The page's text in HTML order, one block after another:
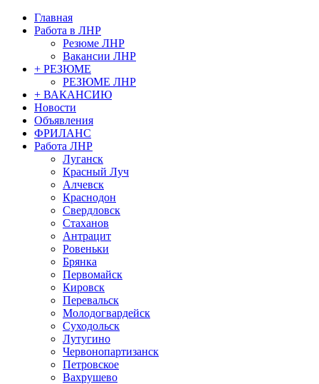
Главная
Работа в ЛНР
Резюме ЛНР
Вакансии ЛНР
+ РЕЗЮМЕ
РЕЗЮМЕ ЛНР
+ ВАКАНСИЮ
Новости
Объявления
ФРИЛАНС
Работа ЛНР
Луганск
Красный Луч
Алчевск
Краснодон
Свердловск
Стаханов
Антрацит
Ровеньки
Брянка
Первомайск
Кировск
Перевальск
Молодогвардейск
Суходольск
Лутугино
Червонопартизанск
Петровское
Вахрушево